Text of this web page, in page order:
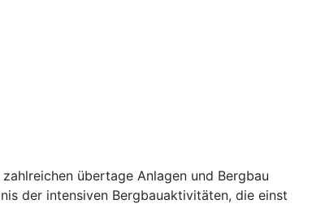
übertage Anlagen und Bergbau
der intensiven Bergbauaktivitäten, die einst